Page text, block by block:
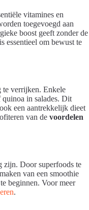
vitamines en
toegevoegd aan
boost geeft zonder de
essentieel om bewust te
te verrijken. Enkele
quinoa in salades. Dit
een aantrekkelijk dieet
van de voordelen
zijn. Door superfoods te
van een smoothie
beginnen. Voor meer
.